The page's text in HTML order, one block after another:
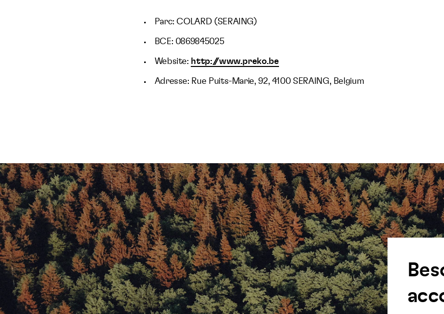
Parc: COLARD (SERAING)
BCE: 0869845025
Website: http://www.preko.be
Adresse: Rue Puits-Marie, 92, 4100 SERAING, Belgium